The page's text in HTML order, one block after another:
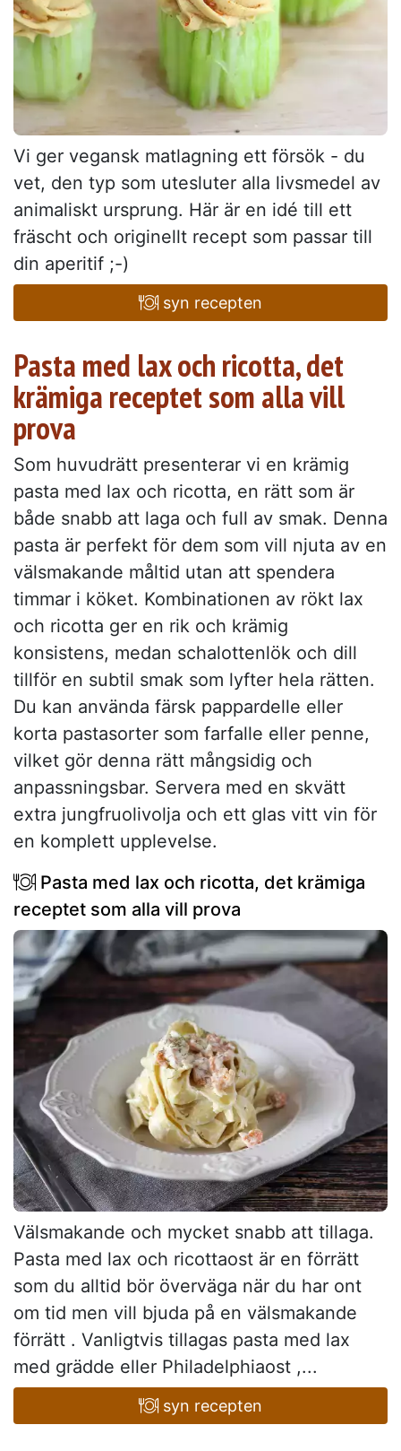
Vi ger vegansk matlagning ett försök - du
vet, den typ som utesluter alla livsmedel av
animaliskt ursprung. Här är en idé till ett
fräscht och originellt recept som passar till
din aperitif ;-)
syn recepten
Pasta med lax och ricotta, det
krämiga receptet som alla vill
prova
Som huvudrätt presenterar vi en krämig
pasta med lax och ricotta, en rätt som är
både snabb att laga och full av smak. Denna
pasta är perfekt för dem som vill njuta av en
välsmakande måltid utan att spendera
timmar i köket. Kombinationen av rökt lax
och ricotta ger en rik och krämig
konsistens, medan schalottenlök och dill
tillför en subtil smak som lyfter hela rätten.
Du kan använda färsk pappardelle eller
korta pastasorter som farfalle eller penne,
vilket gör denna rätt mångsidig och
anpassningsbar. Servera med en skvätt
extra jungfruolivolja och ett glas vitt vin för
en komplett upplevelse.
Pasta med lax och ricotta, det krämiga
receptet som alla vill prova
Välsmakande och mycket snabb att tillaga.
Pasta med lax och ricottaost är en förrätt
som du alltid bör överväga när du har ont
om tid men vill bjuda på en välsmakande
förrätt . Vanligtvis tillagas pasta med lax
med grädde eller Philadelphiaost ,...
syn recepten